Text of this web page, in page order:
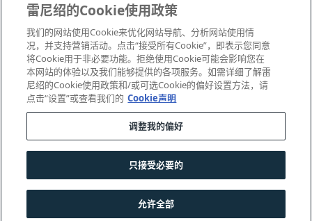
我们参加的活动
© 2001–2026 Renishaw plc。版权所有。
辅助功能|
雷尼绍的Cookie使用政策
我们的网站使用Cookie来优化网站导航、分析网站使用情
况，并支持营销活动。点击“接受所有Cookie”，即表示您同意
将Cookie用于非必要功能。拒绝使用Cookie可能会影响您在
本网站的体验以及我们能够提供的各项服务。如需详细了解雷
尼绍的Cookie使用政策和/或可选Cookie的偏好设置方法，请
点击“设置”或查看我们的 Cookie声明
调整我的偏好
只接受必要的
允许全部